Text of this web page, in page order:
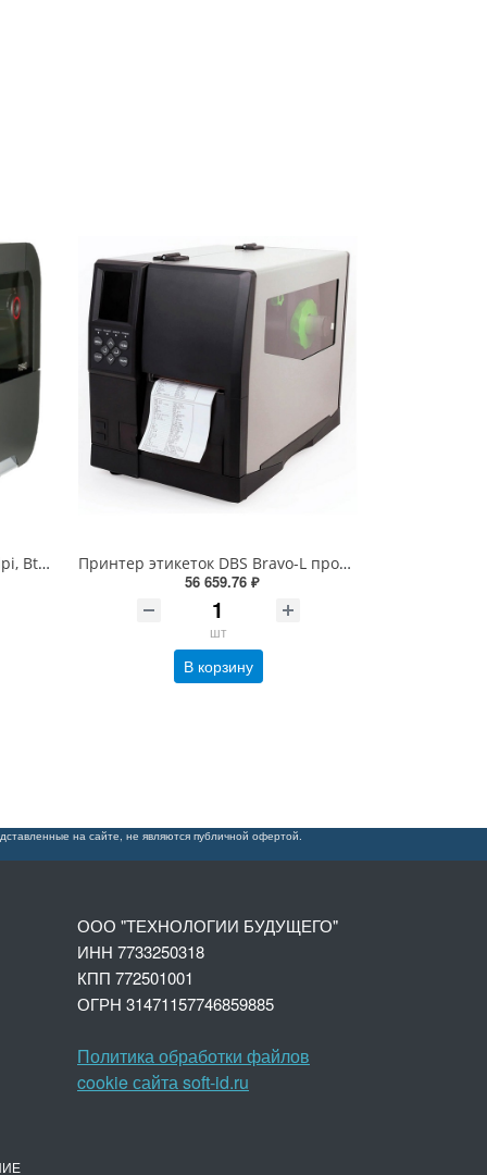
Honeywell HWH PX940, TT, 300dpi, Bt, верификатор, Eth, вн. намотчик, отделитель, датчик наличия этикетки, RTC (PX940V30100060300)
Принтер этикеток DBS Bravo-L промышленный (термотрансферный, 203dpi, 152мм/сек)
56 659.76 ₽
шт
В корзину
на сайте, не являются публичной офертой.
ООО "ТЕХНОЛОГИИ БУДУЩЕГО"
ИНН 7733250318
КПП 772501001
ОГРН 31471157746859885
Политика обработки файлов
cookie сайта soft-id.ru